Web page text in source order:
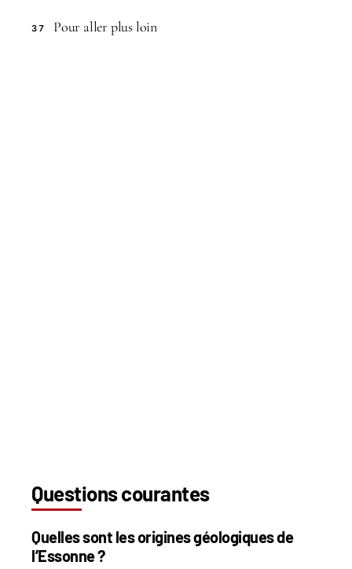
37 Pour aller plus loin
Questions courantes
Quelles sont les origines géologiques de
l’Essonne ?